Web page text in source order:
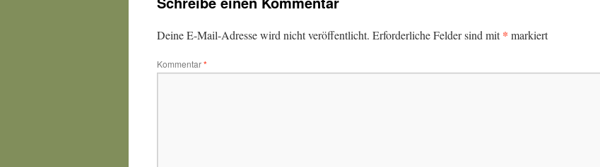
Deine E-Mail-Adresse wird nicht veröffentlicht. Erforderliche Felder sind mit* markiert
Kommentar*